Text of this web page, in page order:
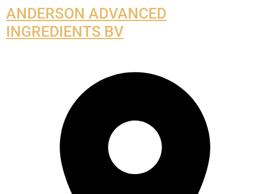
ANDERSON ADVANCED
INGREDIENTS BV